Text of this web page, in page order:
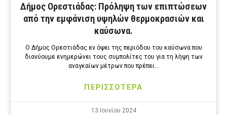
Δήμος Ορεστιάδας: Πρόληψη των επιπτώσεων
από την εμφάνιση υψηλών θερμοκρασιών και
καύσωνα.
Ο Δήμος Ορεστιάδας εν όψει της περιόδου του καύσωνα που
διανύουμε ενημερώνει τους συμπολίτες του για τη λήψη των
αναγκαίων μέτρων που πρέπει…
ΠΕΡΙΣΣΟΤΕΡΑ
13 Ιουνίου 2024